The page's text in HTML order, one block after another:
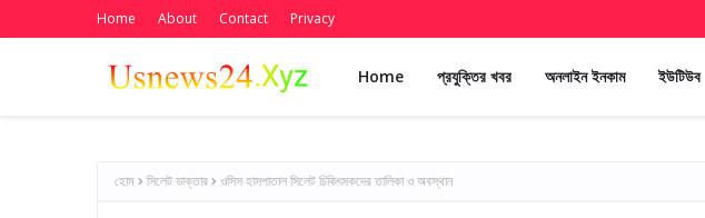
Home About Contact Privacy
Home প্রযুক্তির খবর অনলাইন ইনকাম ইউটিউব
হোম সিলেট ডাক্তার ওসিস হাসপাতাল সিলেট চিকিৎসকদের তালিকা ও অবস্থান